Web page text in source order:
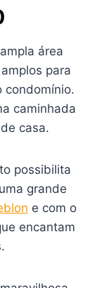
área
para
condomínio.
caminhada
casa.
possibilita
grande
e com o
encantam